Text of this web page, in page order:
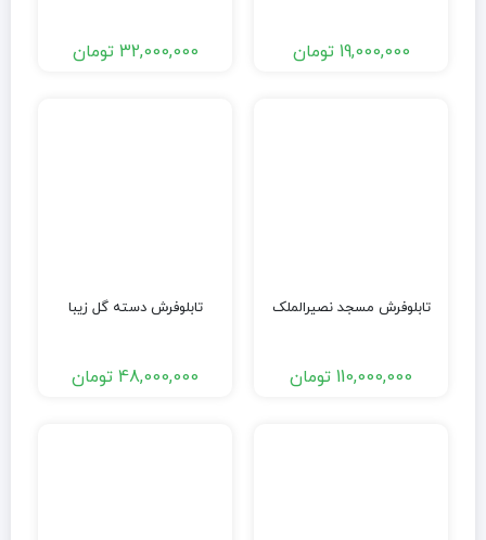
19,000,000 تومان 32,000,000 تومان
تابلوفرش مسجد نصیرالملک
110,000,000 تومان
تابلوفرش دسته گل زیبا
48,000,000 تومان